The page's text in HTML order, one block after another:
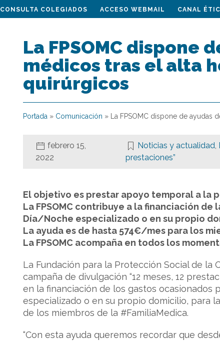
CONSULTA COLEGIADOS ACCESO WEBMAIL CANAL
La FPSOMC dispone
médicos tras el alta
quirúrgicos
Portada » Comunicación » La FPSOMC dispone de
febrero 15,
2022
Noticias y actualidad,
prestaciones”
El objetivo es prestar apoyo temporal a la
La FPSOMC contribuye a la financiación
Día/Noche especializado o en su propio
La ayuda es de hasta 574€/mes para los
La FPSOMC acompaña en todos los
La Fundación para la Protección Social de la
campaña de divulgación “12 meses, 12
en la financiación de los gastos
especializado o en su propio domicilio, para
de los miembros de la #FamiliaMedica.
“Con esta ayuda queremos recordar que